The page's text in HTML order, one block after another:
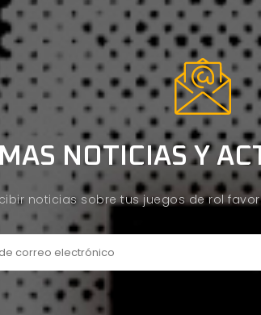
NOTICIAS Y
noticias sobre tus juegos de rol